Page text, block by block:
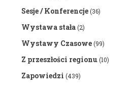
Sesje / Konferencje(36)
Wystawa stała(2)
Wystawy Czasowe(99)
Z przeszłości regionu(10)
Zapowiedzi (439)